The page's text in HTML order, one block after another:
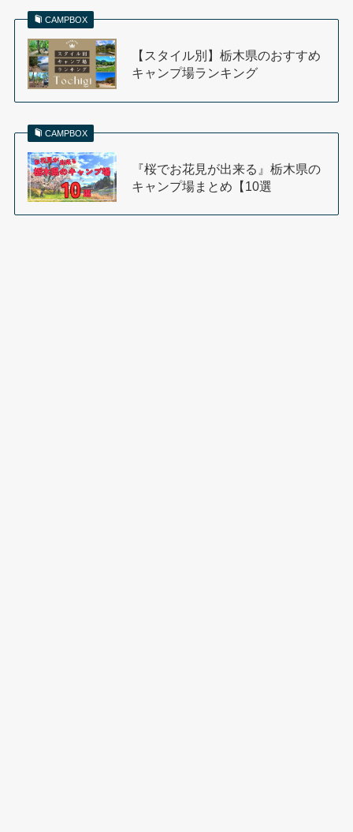
CAMPBOX
【スタイル別】栃木県のおすすめ
キャンプ場ランキング
CAMPBOX
『桜でお花見が出来る』栃木県の
キャンプ場まとめ【10選